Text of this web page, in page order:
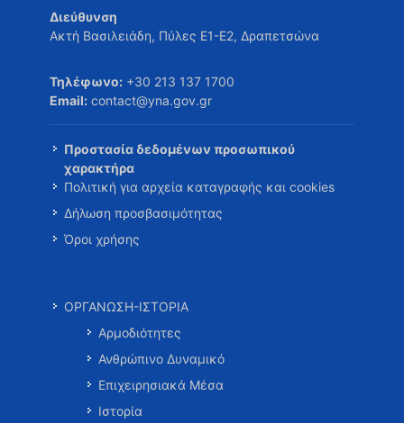
Διεύθυνση
Ακτή Βασιλειάδη, Πύλες Ε1-Ε2, Δραπετσώνα
Τηλέφωνο: +30 213 137 1700
Email: contact@yna.gov.gr
Προστασία δεδομένων προσωπικού
χαρακτήρα
Πολιτική για αρχεία καταγραφής και cookies
Δήλωση προσβασιμότητας
Όροι χρήσης
ΟΡΓΑΝΩΣΗ-ΙΣΤΟΡΙΑ
Αρμοδιότητες
Ανθρώπινο Δυναμικό
Επιχειρησιακά Μέσα
Ιστορία